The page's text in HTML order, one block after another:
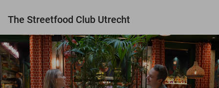
The Streetfood Club Utrecht